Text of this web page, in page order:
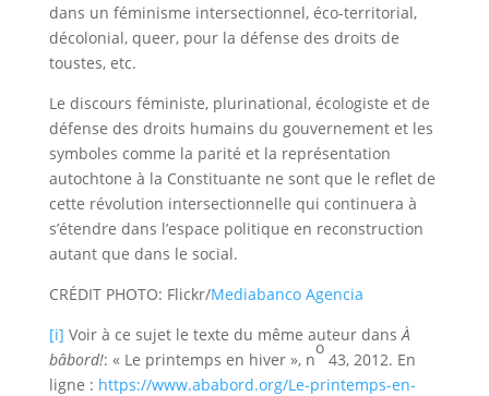
dans un féminisme intersectionnel, éco-territorial,
décolonial, queer, pour la défense des droits de
toustes, etc.
Le discours féministe, plurinational, écologiste et de
défense des droits humains du gouvernement et les
symboles comme la parité et la représentation
autochtone à la Constituante ne sont que le reflet de
cette révolution intersectionnelle qui continuera à
s’étendre dans l’espace politique en reconstruction
autant que dans le social.
CRÉDIT PHOTO: Flickr/Mediabanco Agencia
[i] Voir à ce sujet le texte du même auteur dans À
bâbord!: « Le printemps en hiver », n
o
43, 2012. En
ligne : https://www.ababord.org/Le-printemps-en-